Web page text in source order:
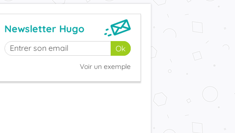
Newsletter Hugo
Voir un exemple